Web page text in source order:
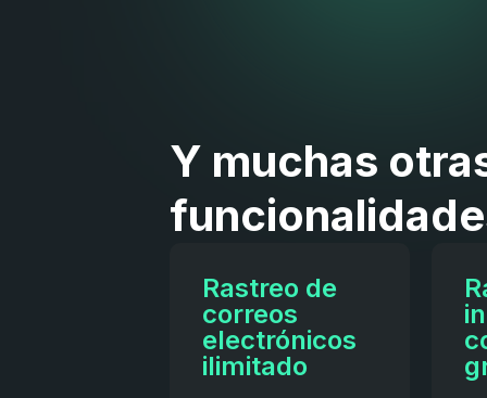
Y muchas
Rastreo de
correos
electrónicos
ilimitado